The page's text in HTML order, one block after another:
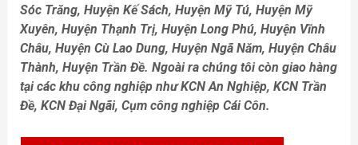
Sóc Trăng, Huyện Kế Sách, Huyện Mỹ Tú, Huyện Mỹ
Xuyên, Huyện Thạnh Trị, Huyện Long Phú, Huyện Vĩnh
Châu, Huyện Cù Lao Dung, Huyện Ngã Năm, Huyện Châu
Thành, Huyện Trần Đề. Ngoài ra chúng tôi còn giao hàng
tại các khu công nghiệp nhưKCN An Nghiệp, KCN Trần
Đề, KCN Đại Ngãi, Cụm công nghiệp Cái Côn.